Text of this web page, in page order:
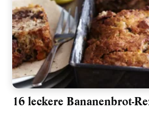
16 leckere Bananenbrot-